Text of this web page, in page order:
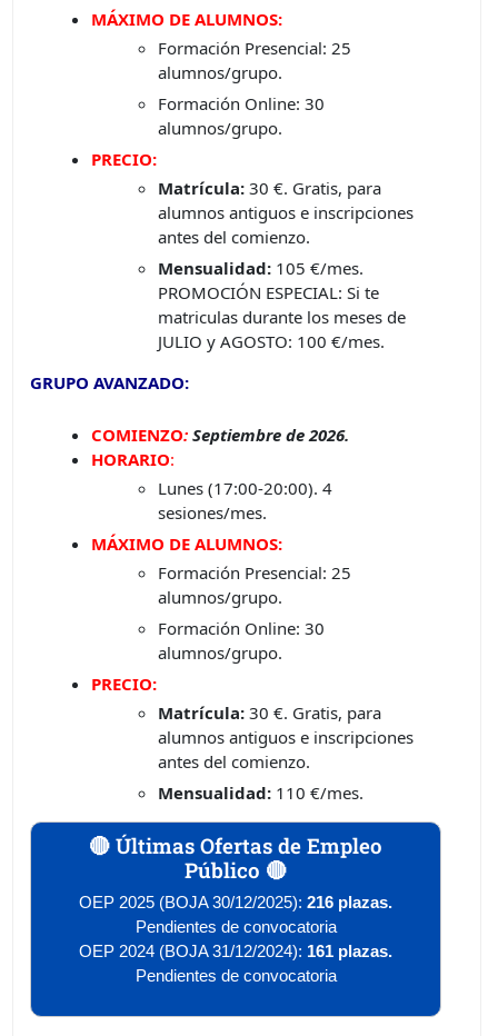
MÁXIMO DE ALUMNOS:
Formación Presencial: 25
alumnos/grupo.
Formación Online: 30
alumnos/grupo.
PRECIO:
Matrícula: 30 €. Gratis, para
alumnos antiguos e inscripciones
antes del comienzo.
Mensualidad: 105 €/mes.
PROMOCIÓN ESPECIAL: Si te
matriculas durante los meses de
JULIO y AGOSTO: 100 €/mes.
GRUPO AVANZADO:
COMIENZO:Septiembre de 2026.
HORARIO:
Lunes (17:00-20:00). 4
sesiones/mes.
MÁXIMO DE ALUMNOS:
Formación Presencial: 25
alumnos/grupo.
Formación Online: 30
alumnos/grupo.
PRECIO:
Matrícula: 30 €. Gratis, para
alumnos antiguos e inscripciones
antes del comienzo.
Mensualidad: 110 €/mes.
🔴 Últimas Ofertas de Empleo
Público 🔴
OEP 2025 (BOJA 30/12/2025):216 plazas.
Pendientes de convocatoria
OEP 2024 (BOJA 31/12/2024): 161 plazas.
Pendientes de convocatoria